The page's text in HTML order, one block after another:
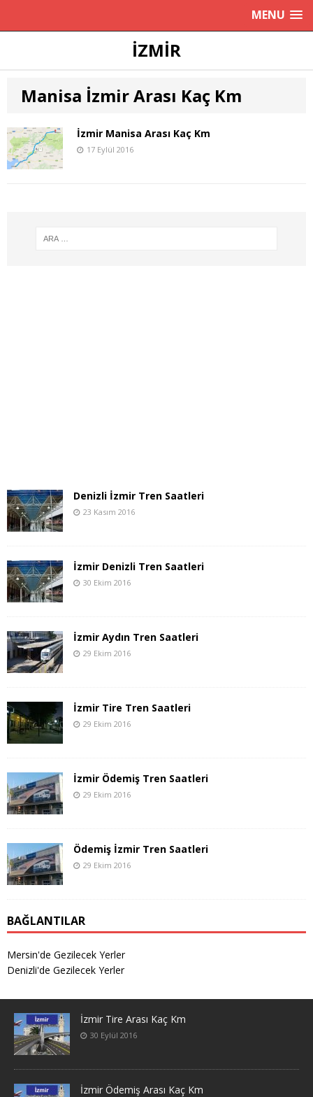
MENU
İZMIR
Manisa İzmir Arası Kaç Km
İzmir Manisa Arası Kaç Km
17 Eylül 2016
Denizli İzmir Tren Saatleri
23 Kasım 2016
İzmir Denizli Tren Saatleri
30 Ekim 2016
İzmir Aydın Tren Saatleri
29 Ekim 2016
İzmir Tire Tren Saatleri
29 Ekim 2016
İzmir Ödemiş Tren Saatleri
29 Ekim 2016
Ödemiş İzmir Tren Saatleri
29 Ekim 2016
BAĞLANTILAR
Mersin'de Gezilecek Yerler
Denizli'de Gezilecek Yerler
İzmir Tire Arası Kaç Km
30 Eylül 2016
İzmir Ödemiş Arası Kaç Km